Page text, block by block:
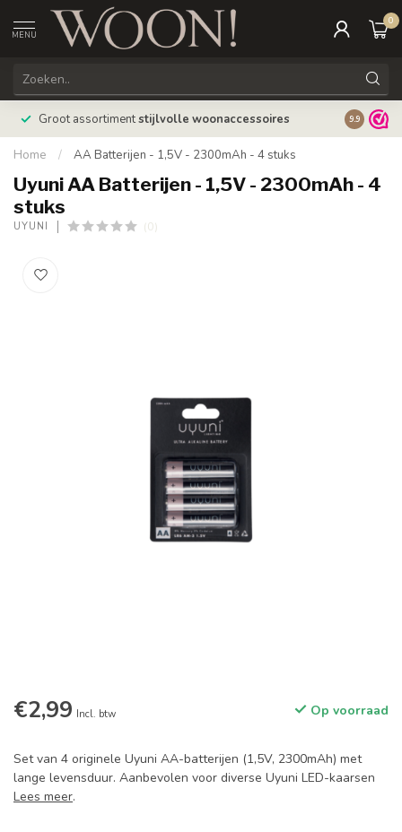
MENU
0
Groot assortimentstijlvolle woonaccessoires 9.9
Home / AA Batterijen - 1,5V - 2300mAh - 4 stuks
Uyuni AA Batterijen - 1,5V - 2300mAh - 4
stuks
UYUNI (0)
€2,99 Incl. btw Op voorraad
Set van 4 originele Uyuni AA-batterijen (1,5V, 2300mAh) met
lange levensduur. Aanbevolen voor diverse Uyuni LED-kaarsen
Lees meer.